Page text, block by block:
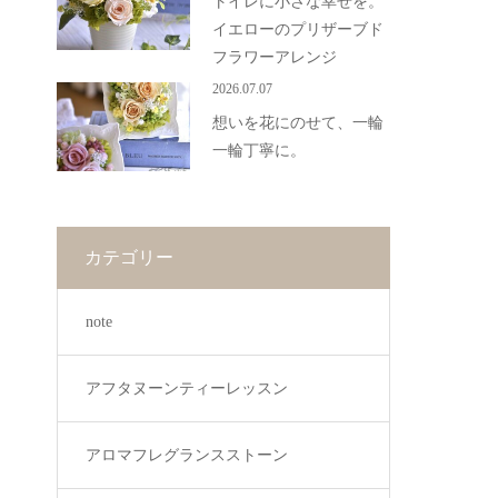
イエローのプリザーブド
フラワーアレンジ
2026.07.07
想いを花にのせて、一輪
一輪丁寧に。
カテゴリー
note
アフタヌーンティーレッスン
アロマフレグランスストーン